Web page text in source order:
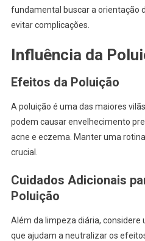
fundamental buscar a orientação
evitar complicações.
Influência da
Efeitos da Poluição
A poluição é uma das maiores
podem causar envelhecimento
acne e eczema. Manter uma
crucial.
Cuidados Adicionais
Poluição
Além da limpeza diária, considere
que ajudam a neutralizar os